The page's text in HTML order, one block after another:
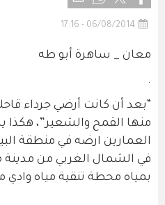
06/08/2014 - 17:16
معان _ ساهرة أبو طه
.
“بعد أن كانت أرضي جرداء
منها القمح والشعير”، هكذا
في الشمال الغربي من مدينة
بمياه محطة تنقية مياه